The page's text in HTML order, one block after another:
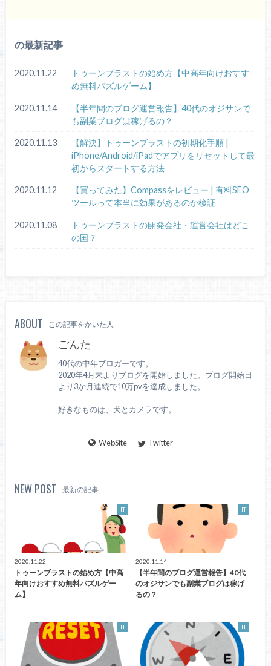
の最新記事
2020.11.22
トゥーンブラストの始め方【中高年向けおすす
め無料パズルゲーム】
2020.11.14
【半年間のブログ運営報告】40代のオジサンで
も副業ブログは稼げるの？
2020.11.13
【解決】トゥーンブラストの初期化手順 |
iPhone/Android/iPadでアプリをリセットして最
初からスタートする方法
2020.11.12
【買ってみた】Compassをレビュー | 有料SEO
ツールって本当に効果があるのか検証
2020.11.08
トゥーンブラストの開発会社・運営会社はどこ
の国？
ABOUT この記事をかいた人
ごんた
40代の中年ブロガーです。
2020年4月末よりブログを開始しました。ブログ開始日
より3か月連続で10万pvを達成しました。
好きなものは、犬とカメラです。
WebSite Twitter
NEW POST 最新の記事
IT
2020.11.22
トゥーンブラストの始め方【中高
年向けおすすめ無料パズルゲー
ム】
IT
2020.11.14
【半年間のブログ運営報告】40代
のオジサンでも副業ブログは稼げ
るの？
IT IT